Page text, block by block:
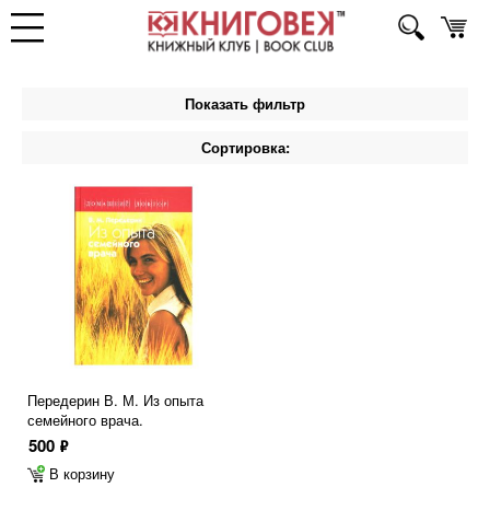
Показать фильтр
Сортировка:
Передерин В. М. Из опыта
семейного врача.
500 ф
В корзину